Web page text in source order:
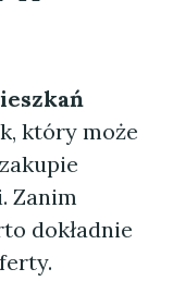
który może
Zanim
dokładnie